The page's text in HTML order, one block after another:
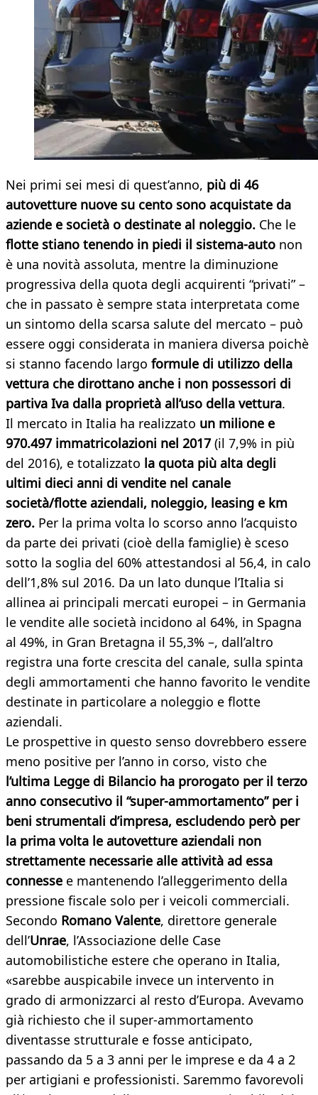
Nei primi sei mesi di quest’anno, più di 46
autovetture nuove su cento sono acquistate da
aziende e società o destinate al noleggio. Che le
flotte stiano tenendo in piedi il sistema-auto non
è una novità assoluta, mentre la diminuzione
progressiva della quota degli acquirenti “privati” –
che in passato è sempre stata interpretata come
un sintomo della scarsa salute del mercato – può
essere oggi considerata in maniera diversa poichè
si stanno facendo largo formule di utilizzo della
vettura che dirottano anche i non possessori di
partiva Iva dalla proprietà all’uso della vettura.
Il mercato in Italia ha realizzato un milione e
970.497 immatricolazioni nel 2017(il 7,9% in più
del 2016), e totalizzato la quota più alta degli
ultimi dieci anni di vendite nel canale
società/flotte aziendali, noleggio, leasing e km
zero. Per la prima volta lo scorso anno l’acquisto
da parte dei privati (cioè della famiglie) è sceso
sotto la soglia del 60% attestandosi al 56,4, in calo
dell’1,8% sul 2016. Da un lato dunque l’Italia si
allinea ai principali mercati europei – in Germania
le vendite alle società incidono al 64%, in Spagna
al 49%, in Gran Bretagna il 55,3% –, dall’altro
registra una forte crescita del canale, sulla spinta
degli ammortamenti che hanno favorito le vendite
destinate in particolare a noleggio e flotte
aziendali.
Le prospettive in questo senso dovrebbero essere
meno positive per l’anno in corso, visto che
l’ultima Legge di Bilancio ha prorogato per il terzo
anno consecutivo il “super-ammortamento” per i
beni strumentali d’impresa, escludendo però per
la prima volta le autovetture aziendali non
strettamente necessarie alle attività ad essa
connesse e mantenendo l’alleggerimento della
pressione fiscale solo per i veicoli commerciali.
Secondo Romano Valente, direttore generale
dell’Unrae, l’Associazione delle Case
automobilistiche estere che operano in Italia,
«sarebbe auspicabile invece un intervento in
grado di armonizzarci al resto d’Europa. Avevamo
già richiesto che il super-ammortamento
diventasse strutturale e fosse anticipato,
passando da 5 a 3 anni per le imprese e da 4 a 2
per artigiani e professionisti. Saremmo favorevoli